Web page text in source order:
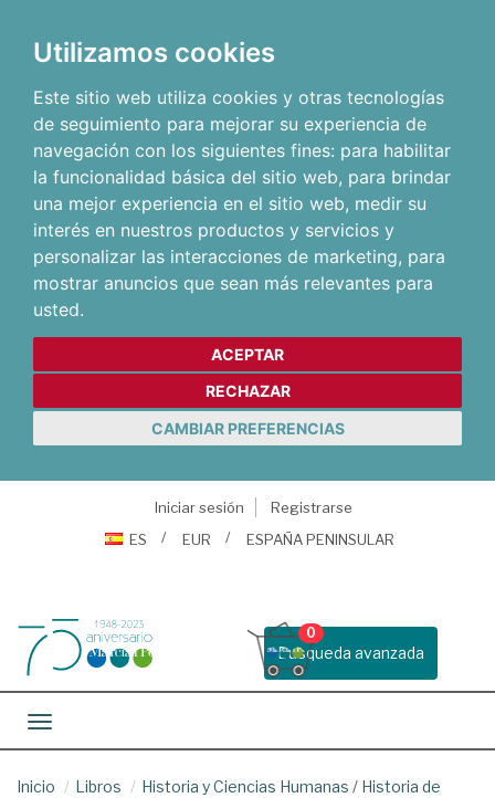
Utilizamos cookies
Este sitio web utiliza cookies y otras tecnologías
de seguimiento para mejorar su experiencia de
navegación con los siguientes fines: para habilitar
la funcionalidad básica del sitio web, para brindar
una mejor experiencia en el sitio web, medir su
interés en nuestros productos y servicios y
personalizar las interacciones de marketing, para
mostrar anuncios que sean más relevantes para
usted.
ACEPTAR
RECHAZAR
CAMBIAR PREFERENCIAS
Iniciar sesión
Registrarse
ES
EUR ESPAÑA PENINSULAR
Busqueda avanzada
0
Toggle navigation
Inicio Libros Historia y Ciencias Humanas / Historia de